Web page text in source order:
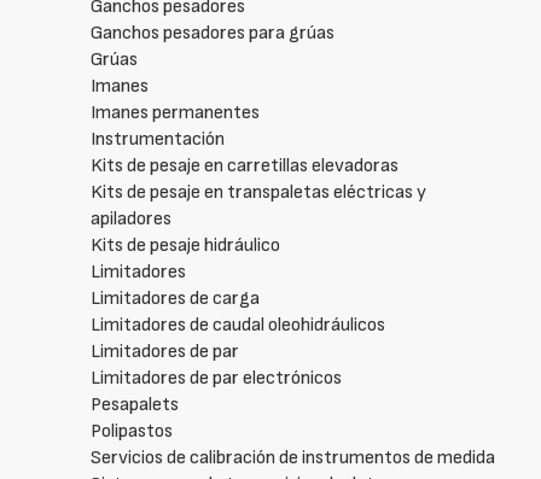
Ganchos pesadores
Ganchos pesadores para grúas
Grúas
Imanes
Imanes permanentes
Instrumentación
Kits de pesaje en carretillas elevadoras
Kits de pesaje en transpaletas eléctricas y
apiladores
Kits de pesaje hidráulico
Limitadores
Limitadores de carga
Limitadores de caudal oleohidráulicos
Limitadores de par
Limitadores de par electrónicos
Pesapalets
Polipastos
Servicios de calibración de instrumentos de medida